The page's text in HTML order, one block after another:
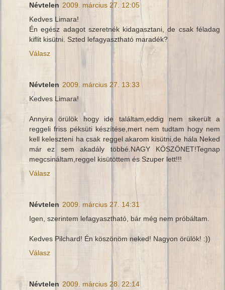
Névtelen 2009. március 27. 12:05
Kedves Limara!
Én egész adagot szeretnék kidagasztani, de csak féladag
kiflit kisütni. Szted lefagyasztható maradék?
Válasz
Névtelen 2009. március 27. 13:33
Kedves Limara!
Annyira örülök hogy ide találtam,eddig nem sikerült a
reggeli friss péksüti készítése,mert nem tudtam hogy nem
kell keleszteni ha csak reggel akarom kisütni,de hála Neked
már ez sem akadály többé.NAGY KÖSZÖNET!Tegnap
megcsináltam,reggel kisütöttem és Szuper lett!!!
Válasz
Névtelen 2009. március 27. 14:31
Igen, szerintem lefagyasztható, bár még nem próbáltam.
Kedves Pilchard! Én köszönöm neked! Nagyon örülök! :))
Válasz
Névtelen 2009. március 28. 22:14